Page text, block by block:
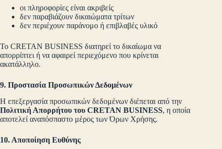
οι πληροφορίες είναι ακριβείς
δεν παραβιάζουν δικαιώματα τρίτων
δεν περιέχουν παράνομο ή επιβλαβές υλικό
Το CRETAN BUSINESS διατηρεί το δικαίωμα να
απορρίπτει ή να αφαιρεί περιεχόμενο που κρίνεται
ακατάλληλο.
9. Προστασία Προσωπικών Δεδομένων
Η επεξεργασία προσωπικών δεδομένων διέπεται από την
Πολιτική Απορρήτου του CRETAN BUSINESS, η οποία
αποτελεί αναπόσπαστο μέρος των Όρων Χρήσης.
10. Αποποίηση Ευθύνης